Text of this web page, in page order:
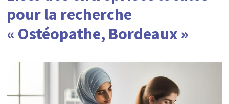
pour la recherche
« Ostéopathe, Bordeaux »